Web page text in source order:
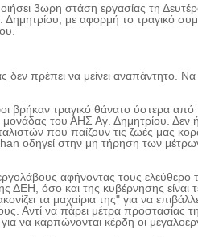
3ωρη στάση εργασίας τη
με αφορμή το τραγικό
πρέπει να μείνει αναπάντητο.
βρήκαν τραγικό θάνατο ύστερα
του ΑΗΣ Αγ. Δημητρίου. Δεν
που παίζουν τις ζωές μας
οδηγεί στην μη τήρηση των
αφήνοντας τους ελεύθερο
ΔΕΗ, όσο και της κυβέρνησης είναι
τα μαχαίρια της" για να
Αντί να πάρει μέτρα προστασίας
να καρπώνονται κέρδη οι